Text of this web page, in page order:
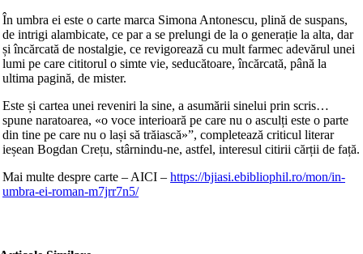
În umbra ei este o carte marca Simona Antonescu, plină de suspans,
de intrigi alambicate, ce par a se prelungi de la o generație la alta, dar
și încărcată de nostalgie, ce revigorează cu mult farmec adevărul unei
lumi pe care cititorul o simte vie, seducătoare, încărcată, până la
ultima pagină, de mister.
Este și cartea unei reveniri la sine, a asumării sinelui prin scris…
spune naratoarea, «o voce interioară pe care nu o asculți este o parte
din tine pe care nu o lași să trăiască»”, completează criticul literar
ieșean Bogdan Crețu, stârnindu-ne, astfel, interesul citirii cărții de față.
Mai multe despre carte – AICI – https://bjiasi.ebibliophil.ro/mon/in-
umbra-ei-roman-m7jrr7n5/